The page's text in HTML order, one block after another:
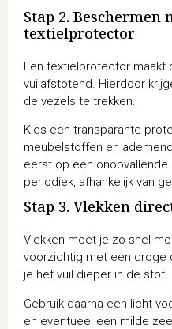
Stap 2. Beschermen
textielprotector
Een textielprotector maakt
vuilafstotend. Hierdoor
de vezels te trekken.
Kies een transparante
meubelstoffen en
eerst op een onopvallende
periodiek, afhankelijk van
Stap 3. Vlekken
Vlekken moet je zo snel
voorzichtig met een droge
je het vuil dieper in de stof.
Gebruik daarna een licht
en eventueel een milde